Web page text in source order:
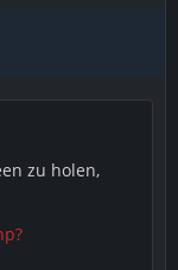
zu holen,